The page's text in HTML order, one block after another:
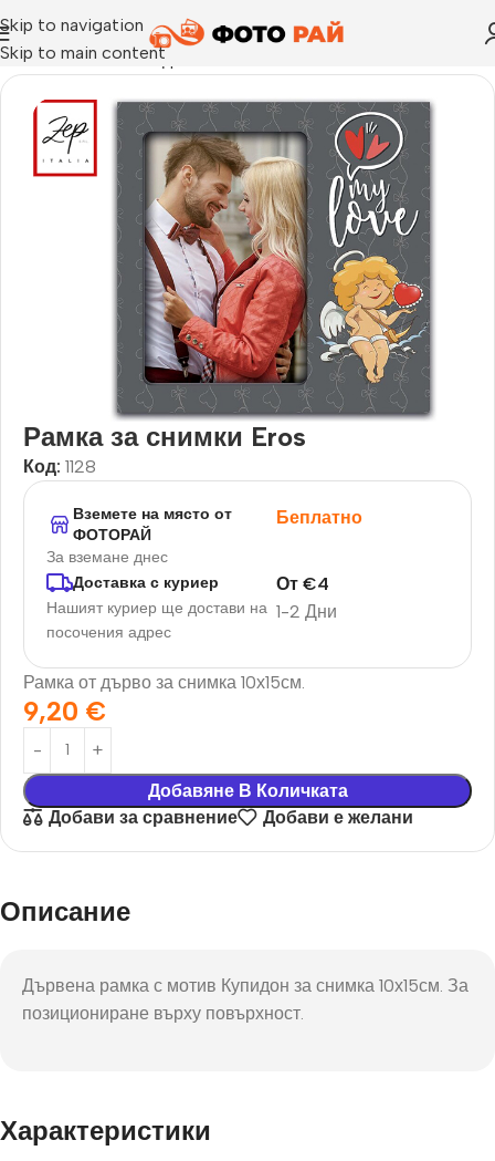
Skip to navigation
Skip to main content
Начало›Рамка за една снимка
Рамка за снимки Eros
Код: 1128
Вземете на място от
ФОТОРАЙ
За вземане днес
Беплатно
Доставка с куриер
Нашият куриер ще достави на
посочения адрес
1-2 Дни
От€4
Рамка от дърво за снимка 10х15см.
9,20 €
Добавяне В Количката
Добави за сравнение
Добави е желани
Описание
Дървена рамка с мотив Купидон за снимка 10х15см. За
позициониране върху повърхност.
Характеристики